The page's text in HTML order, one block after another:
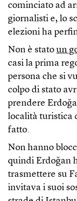
cominciato ad
giornalisti e, lo
elezioni ha
Non è stato un
casi la prima
persona che si
colpo di stato
prendere
località turistica
fatto.
Non hanno
quindi Erdoğan
trasmettere su
invitava i suoi